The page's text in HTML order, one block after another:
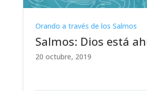
Orando a través de los Salmos
Salmos: Dios está
20 octubre, 2019